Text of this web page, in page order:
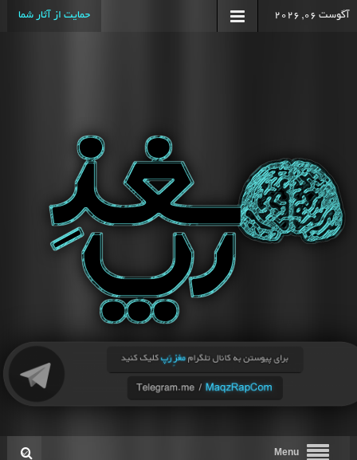
آگوست 06, 2026 حمایت از آثار شما
Menu